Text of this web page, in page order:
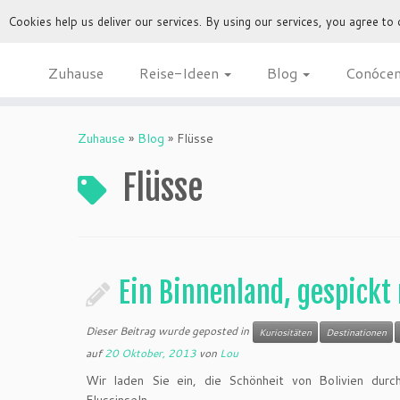
Zuhause Reise-Ideen Blog
Zuhause » Blog » Flüsse
Flüsse
Ein Binnenland,
Dieser Beitrag wurde geposted in Kuriositäten Destinationen
auf20 Oktober, 2013 von Lou
Wir laden Sie ein, die Schönheit von Bolivien
Cookies help us deliver our services. By using our services, you agree